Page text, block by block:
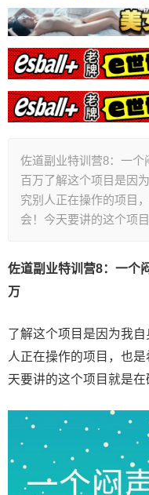
佐道副业特训营8：一
百万了解这个项目是因
究别人正在操作的项目
会！今天要讲的这个项
佐道副业特训营8：一个
万
了解这个项目是因为我
人正在操作的项目，也
天要讲的这个项目就是在